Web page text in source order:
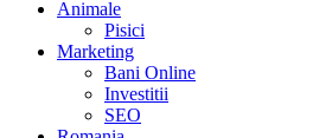
Animale
Pisici
Marketing
Bani Online
Investitii
SEO